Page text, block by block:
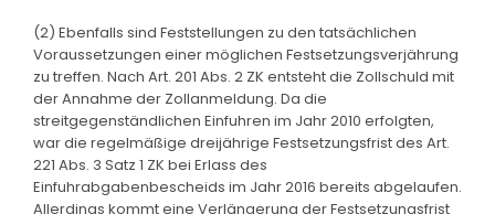
(2) Ebenfalls sind Feststellungen zu den tatsächlichen
Voraussetzungen einer möglichen Festsetzungsverjährung
zu treffen. Nach Art. 201 Abs. 2 ZK entsteht die Zollschuld mit
der Annahme der Zollanmeldung. Da die
streitgegenständlichen Einfuhren im Jahr 2010 erfolgten,
war die regelmäßige dreijährige Festsetzungsfrist des Art.
221 Abs. 3 Satz 1 ZK bei Erlass des
Einfuhrabgabenbescheids im Jahr 2016 bereits abgelaufen.
Allerdings kommt eine Verlängerung der Festsetzungsfrist